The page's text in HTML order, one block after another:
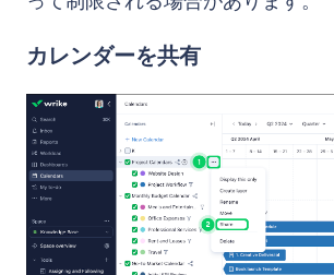
カレンダーを共有